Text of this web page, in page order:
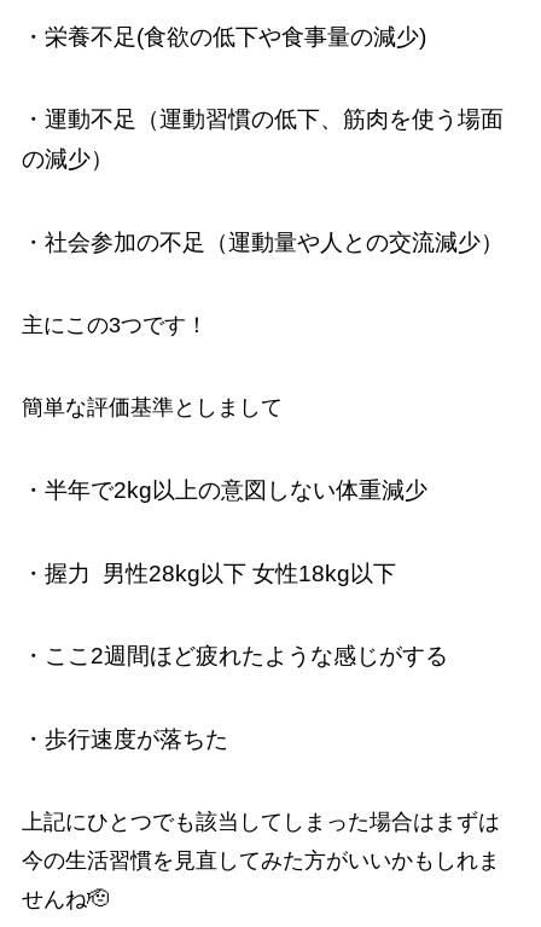
・栄養不足(食欲の低下や食事量の減少)
・運動不足（運動習慣の低下、筋肉を使う場面
の減少）
・社会参加の不足（運動量や人との交流減少）
主にこの3つです！
簡単な評価基準としまして
・半年で2kg以上の意図しない体重減少
・握力 男性28kg以下 女性18kg以下
・ここ2週間ほど疲れたような感じがする
・歩行速度が落ちた
上記にひとつでも該当してしまった場合はまずは
今の生活習慣を見直してみた方がいいかもしれま
せんね🫡